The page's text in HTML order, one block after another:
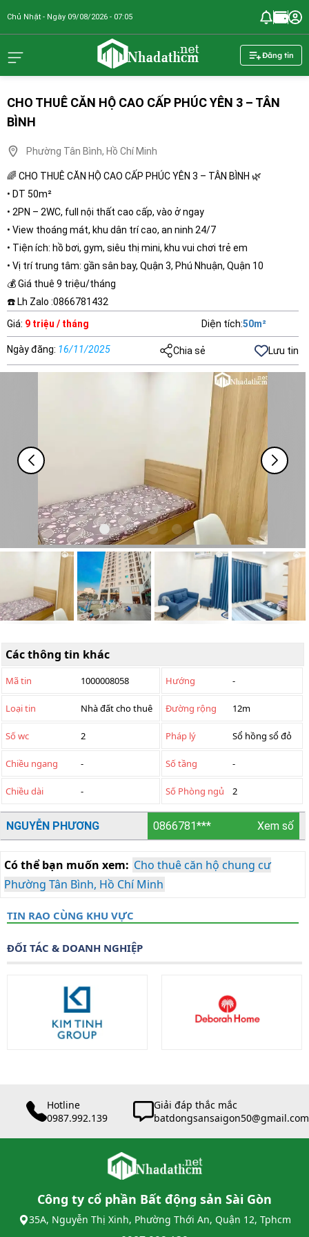
Chủ Nhật - Ngày 09/08/2026 - 07:05
Đăng tin
CHO THUÊ CĂN HỘ CAO CẤP PHÚC YÊN 3 – TÂN
BÌNH
Phường Tân Bình, Hồ Chí Minh
🌈 CHO THUÊ CĂN HỘ CAO CẤP PHÚC YÊN 3 – TÂN BÌNH 🌿
• DT 50m²
• 2PN – 2WC, full nội thất cao cấp, vào ở ngay
• View thoáng mát, khu dân trí cao, an ninh 24/7
• Tiện ích: hồ bơi, gym, siêu thị mini, khu vui chơi trẻ em
• Vị trí trung tâm: gần sân bay, Quận 3, Phú Nhuận, Quận 10
💰 Giá thuê 9 triệu/tháng
☎️ Lh Zalo :0866781432
Giá: 9 triệu / tháng Diện tích:50m²
Ngày đăng: 16/11/2025 Chia sẻ Lưu tin
Các thông tin khác
Mã tin 1000008058 Hướng -
Loại tin Nhà đất cho thuê Đường rộng 12m
Số wc 2 Pháp lý Sổ hồng sổ đỏ
Chiều ngang - Số tầng -
Chiều dài - Số Phòng ngủ 2
NGUYỄN PHƯƠNG 0866781*** Xem số
Có thể bạn muốn xem: Cho thuê căn hộ chung cư
Phường Tân Bình, Hồ Chí Minh
TIN RAO CÙNG KHU VỰC
ĐỐI TÁC & DOANH NGHIỆP
Hotline
0987.992.139
Giải đáp thắc mắc
batdongsansaigon50@gmail.com
Công ty cổ phần Bất động sản Sài Gòn
35A, Nguyễn Thị Xinh, Phường Thới An, Quận 12, Tphcm